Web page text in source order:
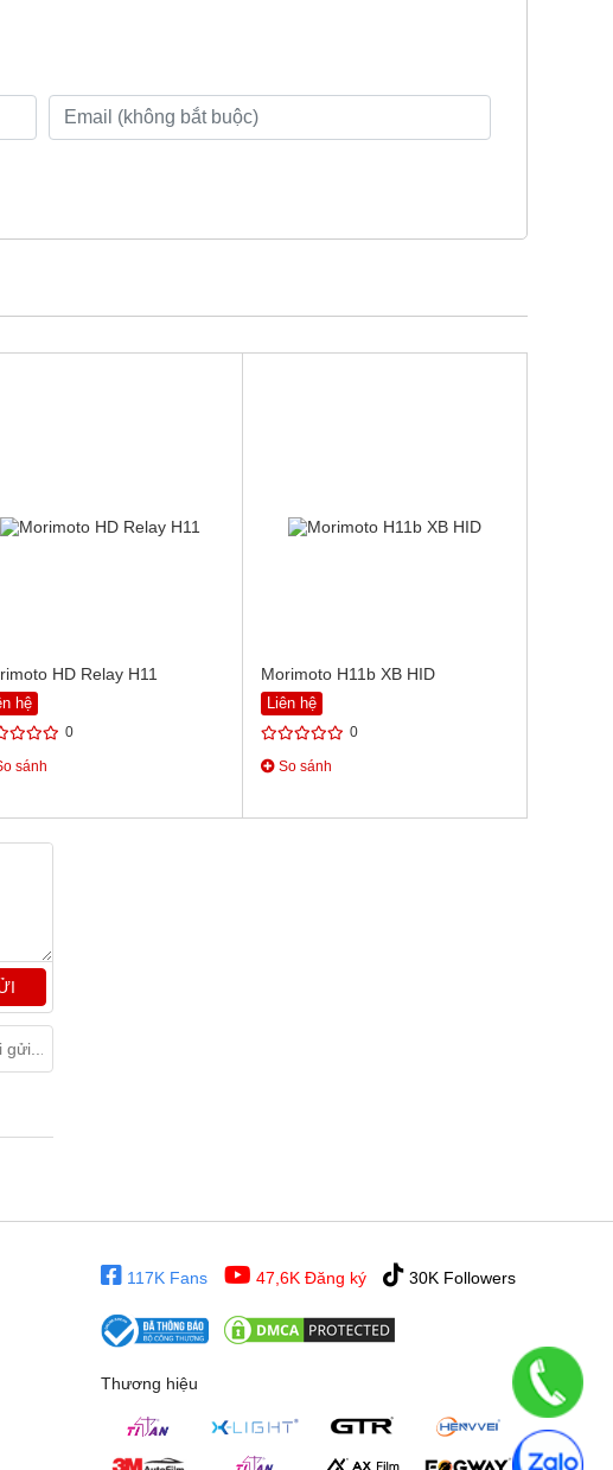
HD Relay H11
hệ
0
sánh
Morimoto H11b XB HID
Liên hệ
0
So sánh
117K Fans 47,6K Đăng ký 30K Followers
Thương hiệu